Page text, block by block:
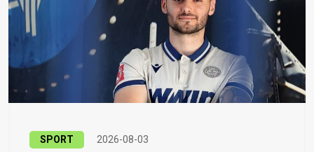
SPORT 2026-08-03